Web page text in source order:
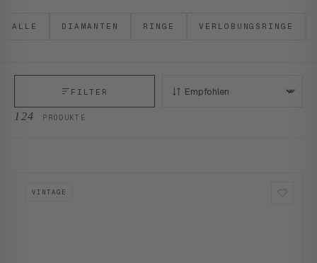
ALLE DIAMANTEN RINGE VERLOBUNGSRINGE
124 PRODUKTE
FILTER SORTIEREN:
VINTAGE